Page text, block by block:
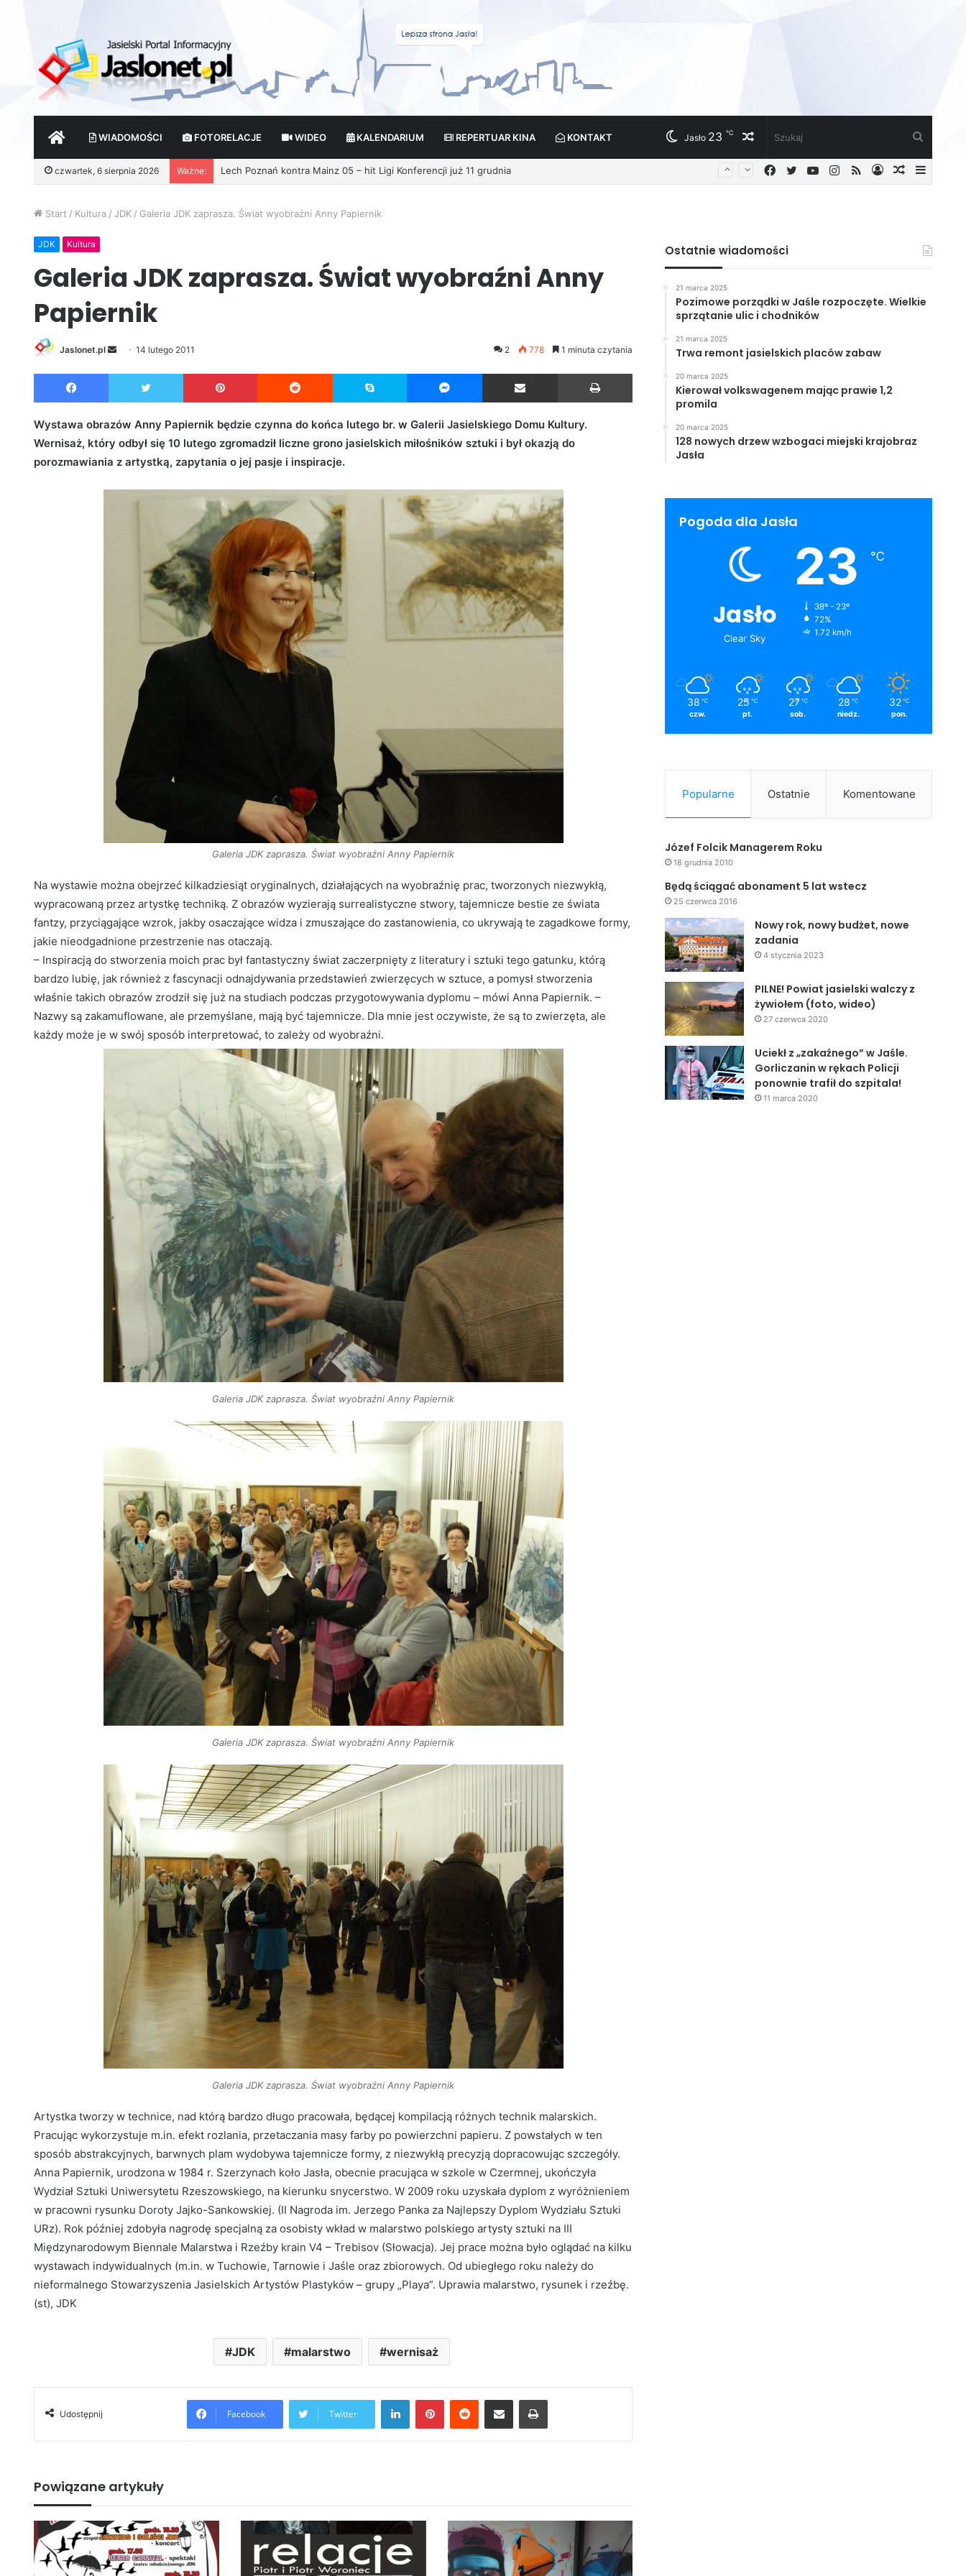
START WIADOMOŚCI FOTORELACJE WIDEO KALENDARIUM REPERTUAR KINA KONTAKT Losowy
artykuł
Jasło 23 ℃
czwartek, 6 sierpnia 2026 Ważne: Wróżby – Prawda czy Fikcja?
Losowy
Zaloguj
RSS
Instagram
YouTube
Twitter
Facebook
Start / Kultura / JDK / Galeria JDK zaprasza. Świat wyobraźni Anny Papiernik
JDK Kultura
Galeria JDK zaprasza. Świat wyobraźni Anny
Papiernik
Jaslonet.pl
d
a
a
14 lutego 2011 2 778 1 minuta czytania
Facebook Twitter Pinterest Reddit Skype Messenger Udostępnij przez Email
Wystawa obrazów Anny Papiernik będzie czynna do końca lutego br. w Galerii Jasielskiego Domu Kultury.
Wernisaż, który odbył się 10 lutego zgromadził liczne grono jasielskich miłośników sztuki i był okazją do
porozmawiania z artystką, zapytania o jej pasje i inspiracje.
Galeria JDK zaprasza. Świat wyobraźni Anny Papiernik
Na wystawie można obejrzeć kilkadziesiąt oryginalnych, działających na wyobraźnię prac, tworzonych niezwykłą,
wypracowaną przez artystkę techniką. Z obrazów wyzierają surrealistyczne stwory, tajemnicze bestie ze świata
fantzy, przyciągające wzrok, jakby osaczające widza i zmuszające do zastanowienia, co ukrywają te zagadkowe formy,
jakie nieodgadnione przestrzenie nas otaczają.
– Inspiracją do stworzenia moich prac był fantastyczny świat zaczerpnięty z literatury i sztuki tego gatunku, którą
bardzo lubię, jak również z fascynacji odnajdywania przedstawień zwierzęcych w sztuce, a pomysł stworzenia
właśnie takich obrazów zrodził się już na studiach podczas przygotowywania dyplomu – mówi Anna Papiernik. –
Nazwy są zakamuflowane, ale przemyślane, mają być tajemnicze. Dla mnie jest oczywiste, że są to zwierzęta, ale
każdy może je w swój sposób interpretować, to zależy od wyobraźni.
Galeria JDK zaprasza. Świat wyobraźni Anny Papiernik
Galeria JDK zaprasza. Świat wyobraźni Anny Papiernik
Galeria JDK zaprasza. Świat wyobraźni Anny Papiernik
Artystka tworzy w technice, nad którą bardzo długo pracowała, będącej kompilacją różnych technik malarskich.
Pracując wykorzystuje m.in. efekt rozlania, przetaczania masy farby po powierzchni papieru. Z powstałych w ten
sposób abstrakcyjnych, barwnych plam wydobywa tajemnicze formy, z niezwykłą precyzją dopracowując szczegóły.
Anna Papiernik, urodzona w 1984 r. Szerzynach koło Jasła, obecnie pracująca w szkole w Czermnej, ukończyła
Wydział Sztuki Uniwersytetu Rzeszowskiego, na kierunku snycerstwo. W 2009 roku uzyskała dyplom z wyróżnieniem
w pracowni rysunku Doroty Jajko-Sankowskiej. (II Nagroda im. Jerzego Panka za Najlepszy Dyplom Wydziału Sztuki
URz). Rok później zdobyła nagrodę specjalną za osobisty wkład w malarstwo polskiego artysty sztuki na III
Międzynarodowym Biennale Malarstwa i Rzeźby krain V4 – Trebisov (Słowacja). Jej prace można było oglądać na kilku
wystawach indywidualnych (m.in. w Tuchowie, Tarnowie i Jaśle oraz zbiorowych. Od ubiegłego roku należy do
nieformalnego Stowarzyszenia Jasielskich Artystów Plastyków – grupy „Playa”. Uprawia malarstwo, rysunek i rzeźbę.
(st), JDK
JDK malarstwo wernisaż
Udostępnij Facebook Twitter
LinkedIn
Powiązane artykuły
Ostatnie wiadomości
21 marca 2025
Pozimowe porządki w Jaśle rozpoczęte. Wielkie
sprzątanie ulic i chodników
21 marca 2025
Trwa remont jasielskich placów zabaw
20 marca 2025
Kierował volkswagenem mając prawie 1,2
promila
20 marca 2025
128 nowych drzew wzbogaci miejski krajobraz
Jasła
Pogoda dla Jasła
Jasło
Clear Sky
23 ℃
38º - 23º
72%
1.72 km/h
38 ℃
czw.
25 ℃
pt.
27 ℃
sob.
28 ℃
niedz.
32 ℃
pon.
Popularne Ostatnie Komentowane
Józef Folcik Managerem Roku
18 grudnia 2010
Będą ściągać abonament 5 lat wstecz
25 czerwca 2016
Nowy rok, nowy budżet, nowe
zadania
4 stycznia 2023
PILNE! Powiat jasielski walczy z
żywiołem (foto, wideo)
27 czerwca 2020
Uciekł z „zakaźnego” w Jaśle.
Gorliczanin w rękach Policji
ponownie trafił do szpitala!
11 marca 2020